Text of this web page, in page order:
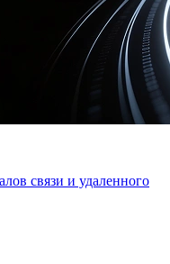
связи и удаленного